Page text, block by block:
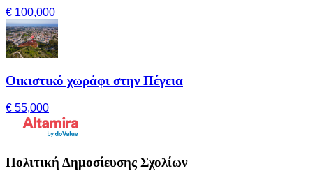
€ 100,000
Οικιστικό χωράφι στην Πέγεια
€ 55,000
Πολιτική Δημοσίευσης Σχολίων